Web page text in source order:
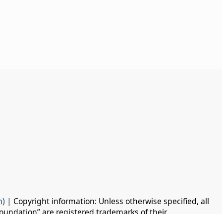
| Copyright information: Unless otherwise specified, all